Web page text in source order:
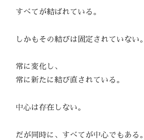
すべてが結ばれている。
しかもその結びは固定されていない。
常に変化し、
常に新たに結び直されている。
中心は存在しない。
だが同時に、すべてが中心でもある。